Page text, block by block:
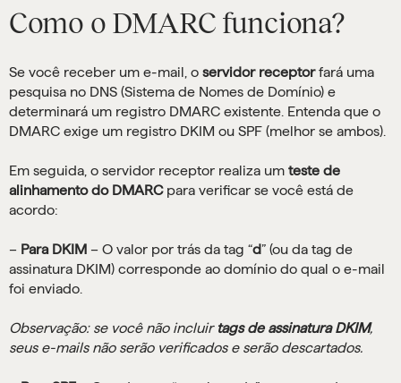
Como o DMARC funciona?
Se você receber um e-mail, o servidor receptorfará uma
pesquisa no DNS (Sistema de Nomes de Domínio) e
determinará um registro DMARC existente. Entenda que o
DMARC exige um registro DKIM ou SPF (melhor se ambos).
Em seguida, o servidor receptor realiza um teste de
alinhamento do DMARCpara verificar se você está de
acordo:
– Para DKIM – O valor por trás da tag “d” (ou da tag de
assinatura DKIM) corresponde ao domínio do qual o e-mail
foi enviado.
Observação: se você não incluir tags de assinatura DKIM,
seus e-mails não serão verificados e serão descartados.